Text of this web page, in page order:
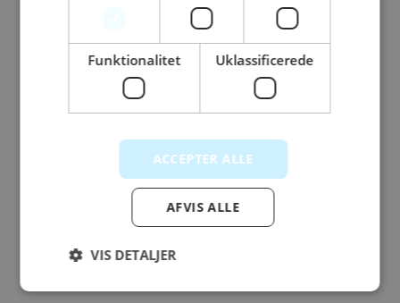
Funktionalitet Uklassificerede
ACCEPTER ALLE
AFVIS ALLE
VIS DETALJER